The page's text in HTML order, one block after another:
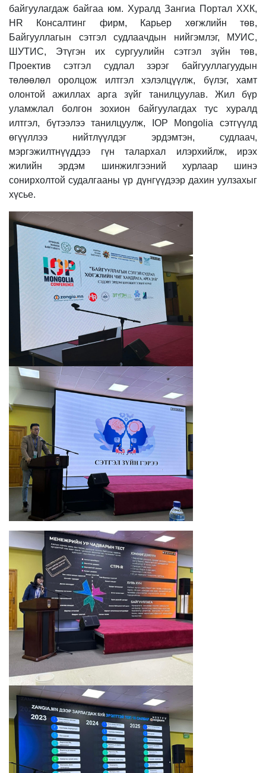
байгуулагдаж байгаа юм. Хуралд Зангиа Портал ХХК,
HR Консалтинг фирм, Карьер хөгжлийн төв,
Байгууллагын сэтгэл судлаачдын нийгэмлэг, МУИС,
ШУТИС, Этүгэн их сургуулийн сэтгэл зүйн төв,
Проектив сэтгэл судлал зэрэг байгууллагуудын
төлөөлөл оролцож илтгэл хэлэлцүүлж, бүлэг, хамт
олонтой ажиллах арга зүйг танилцуулав. Жил бүр
уламжлал болгон зохион байгуулагдах тус хуралд
илтгэл, бүтээлээ танилцуулж, IOP Mongolia сэтгүүлд
өгүүллээ нийтлүүлдэг эрдэмтэн, судлаач,
мэргэжилтнүүддээ гүн талархал илэрхийлж, ирэх
жилийн эрдэм шинжилгээний хурлаар шинэ
сонирхолтой судалгааны үр дүнгүүдээр дахин уулзахыг
хүсье.